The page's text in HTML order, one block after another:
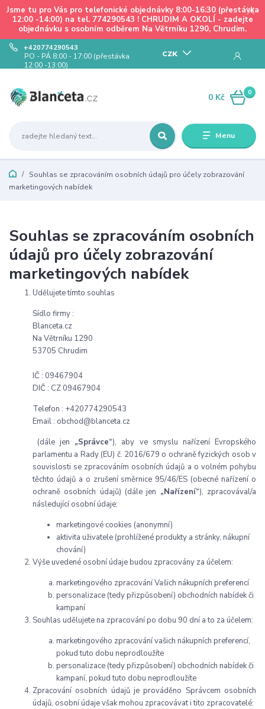
Jsme tu pro Vás pro telefonické objednávky 8:00-16:30 (přestávka
12:00 -14:00) na tel. 774290543 ! CHRUDIM A OKOLÍ - zadejte
objednávku s osobním odběrem Na Větrníku 1290, Chrudim.
Menu
CZK
+420774290543
PO - PÁ 8:00 - 17:00 (přestávka
12:00 -13:00)
0
0 Kč
Souhlas se zpracováním osobních údajů pro účely zobrazování
marketingových nabídek
Souhlas se zpracováním osobních
údajů pro účely zobrazování
marketingových nabídek
Udělujete tímto souhlas
Sídlo firmy :
Blanceta.cz
Na Větrníku 1290
53705 Chrudim
IČ : 09467904
DIČ : CZ 09467904
Telefon : +420774290543
Email : obchod@blanceta.cz
(dále jen „Správce“), aby ve smyslu nařízení Evropského
parlamentu a Rady (EU) č. 2016/679 o ochraně fyzických osob v
souvislosti se zpracováním osobních údajů a o volném pohybu
těchto údajů a o zrušení směrnice 95/46/ES (obecné nařízení o
ochraně osobních údajů) (dále jen „Nařízení“), zpracovával/a
následující osobní údaje:
marketingové cookies (anonymní)
aktivita uživatele (prohlížené produkty a stránky, nákupní
chování)
Výše uvedené osobní údaje budou zpracovány za účelem:
marketingového zpracování Vašich nákupních preferencí
personalizace (tedy přizpůsobení) obchodních nabídek či
kampaní
Souhlas udělujete na zpracování po dobu 90 dní a to za účelem:
marketingového zpracování vašich nákupních preferencí,
pokud tuto dobu neprodloužíte
personalizace (tedy přizpůsobení) obchodních nabídek či
kampaní, pokud tuto dobu neprodloužíte
Zpracování osobních údajů je prováděno Správcem osobních
údajů, osobní údaje však mohou zpracovávat i tito zpracovatelé: